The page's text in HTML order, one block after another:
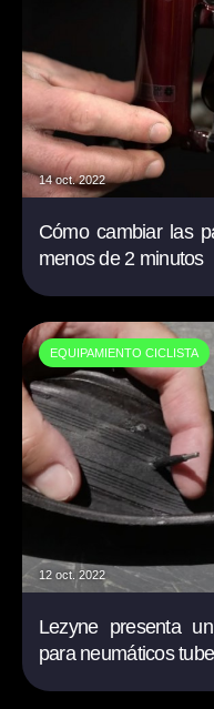
14 oct. 2022
Cómo cambiar las
menos de 2 minutos
EQUIPAMIENTO CICLISTA
12 oct. 2022
Lezyne presenta
para neumáticos